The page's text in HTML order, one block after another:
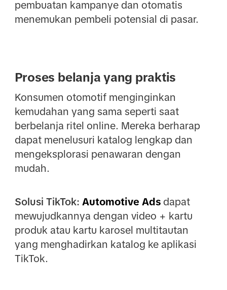
pembuatan kampanye dan otomatis
menemukan pembeli potensial di pasar.
Proses belanja yang praktis
Konsumen otomotif menginginkan
kemudahan yang sama seperti saat
berbelanja ritel online. Mereka berharap
dapat menelusuri katalog lengkap dan
mengeksplorasi penawaran dengan
mudah.
Solusi TikTok: Automotive Adsdapat
mewujudkannya dengan video + kartu
produk atau kartu karosel multitautan
yang menghadirkan katalog ke aplikasi
TikTok.